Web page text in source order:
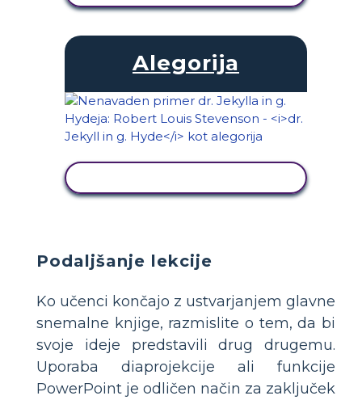
Alegorija
Podaljšanje lekcije
Ko učenci končajo z ustvarjanjem glavne
snemalne knjige, razmislite o tem, da bi
svoje ideje predstavili drug drugemu.
Uporaba diaprojekcije ali funkcije
PowerPoint je odličen način za zaključek